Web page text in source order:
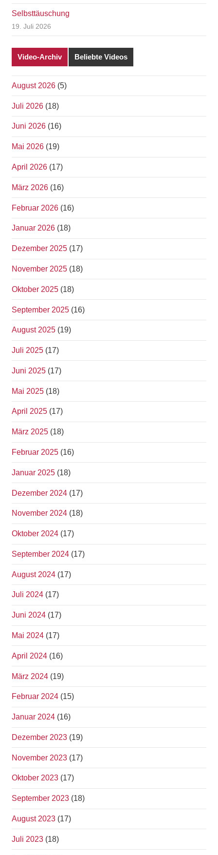
Selbsttäuschung
19. Juli 2026
Video-Archiv Beliebte Videos
August 2026 (5)
Juli 2026 (18)
Juni 2026 (16)
Mai 2026 (19)
April 2026 (17)
März 2026 (16)
Februar 2026 (16)
Januar 2026 (18)
Dezember 2025 (17)
November 2025 (18)
Oktober 2025 (18)
September 2025 (16)
August 2025 (19)
Juli 2025 (17)
Juni 2025 (17)
Mai 2025 (18)
April 2025 (17)
März 2025 (18)
Februar 2025 (16)
Januar 2025 (18)
Dezember 2024 (17)
November 2024 (18)
Oktober 2024 (17)
September 2024 (17)
August 2024 (17)
Juli 2024 (17)
Juni 2024 (17)
Mai 2024 (17)
April 2024 (16)
März 2024 (19)
Februar 2024 (15)
Januar 2024 (16)
Dezember 2023 (19)
November 2023 (17)
Oktober 2023 (17)
September 2023 (18)
August 2023 (17)
Juli 2023 (18)